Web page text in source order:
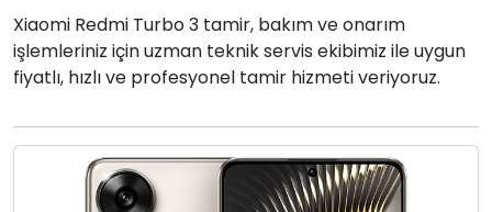
Xiaomi Redmi Turbo 3 tamir, bakım ve onarım
işlemleriniz için uzman teknik servis ekibimiz ile uygun
fiyatlı, hızlı ve profesyonel tamir hizmeti veriyoruz.